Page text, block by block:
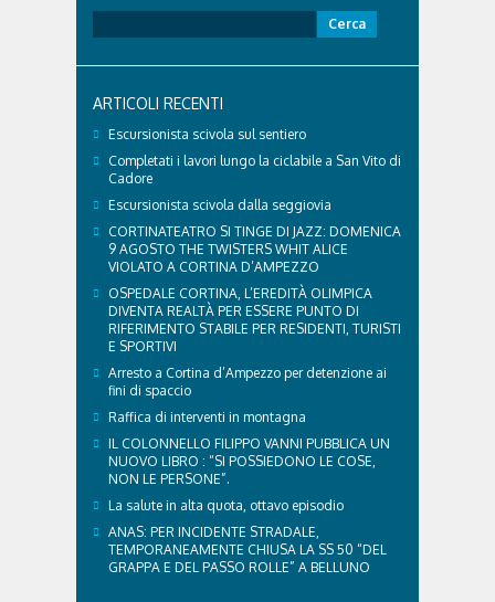
per:
ARTICOLI RECENTI
Escursionista scivola sul sentiero
Completati i lavori lungo la ciclabile a San Vito di
Cadore
Escursionista scivola dalla seggiovia
CORTINATEATRO SI TINGE DI JAZZ: DOMENICA
9 AGOSTO THE TWISTERS WHIT ALICE
VIOLATO A CORTINA D’AMPEZZO
OSPEDALE CORTINA, L’EREDITÀ OLIMPICA
DIVENTA REALTÀ PER ESSERE PUNTO DI
RIFERIMENTO STABILE PER RESIDENTI, TURISTI
E SPORTIVI
Arresto a Cortina d’Ampezzo per detenzione ai
fini di spaccio
Raffica di interventi in montagna
IL COLONNELLO FILIPPO VANNI PUBBLICA UN
NUOVO LIBRO : “SI POSSIEDONO LE COSE,
NON LE PERSONE”.
La salute in alta quota, ottavo episodio
ANAS: PER INCIDENTE STRADALE,
TEMPORANEAMENTE CHIUSA LA SS 50 “DEL
GRAPPA E DEL PASSO ROLLE” A BELLUNO